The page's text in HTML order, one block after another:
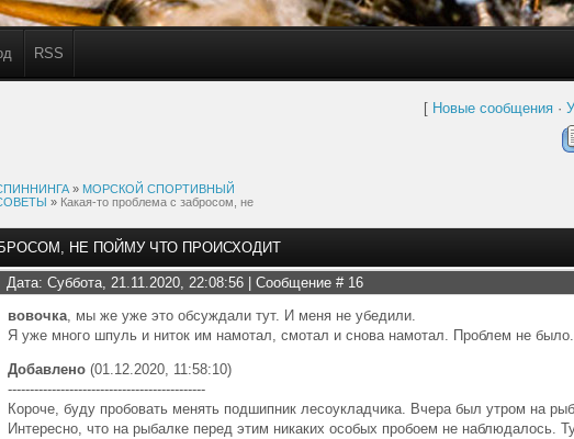
RSS
[ Новые сообщения ·
» МОРСКОЙ СПОРТИВНЫЙ
» Какая-то проблема с забросом, не
НЕ ПОЙМУ ЧТО ПРОИСХОДИТ
Дата: Суббота, 21.11.2020, 22:08:56 | Сообщение # 16
вовочка, мы же уже это обсуждали тут. И меня не убедили.
Я уже много шпуль и ниток им намотал, смотал и снова намотал. Проблем не
Добавлено (01.12.2020, 11:58:10)
---------------------------------------------
Короче, буду пробовать менять подшипник лесоукладчика. Вчера был утром на
Интересно, что на рыбалке перед этим никаких особых пробоем не наблюдалось.